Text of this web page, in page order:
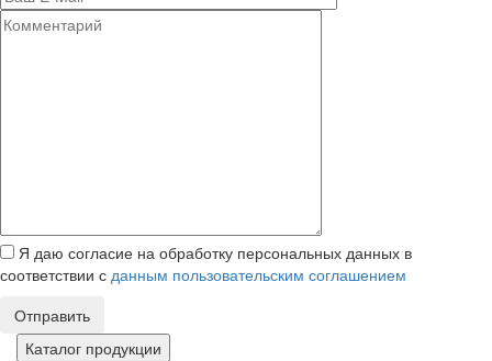
Я даю согласие на обработку персональных данных в
соответствии с данным пользовательским соглашением
Отправить
Каталог продукции